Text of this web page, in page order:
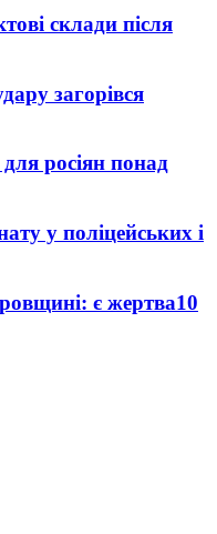
склади після
загорівся
росіян понад
у поліцейських і
є жертва10